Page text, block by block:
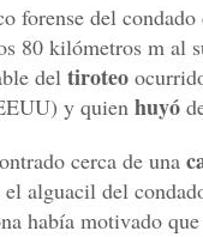
forense del
80 kilómetros m al
del tiroteo
y quien huyó
cerca de una
el alguacil del
había motivado